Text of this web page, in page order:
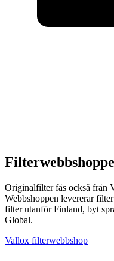
Originalfilter fås också från
Webbshoppen levererar
filter utanför Finland, byt
Global.
Vallox filterwebbshop